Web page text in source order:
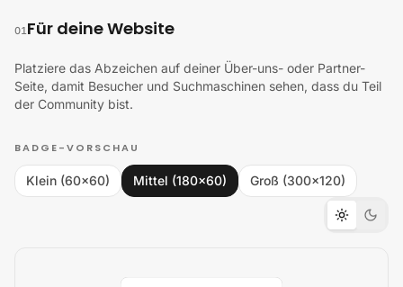
01Für deine Website
Platziere das Abzeichen auf deiner Über-uns- oder Partner-
Seite, damit Besucher und Suchmaschinen sehen, dass du Teil
der Community bist.
BADGE-VORSCHAU
Klein (60×60) Mittel (180×60) Groß (300×120)